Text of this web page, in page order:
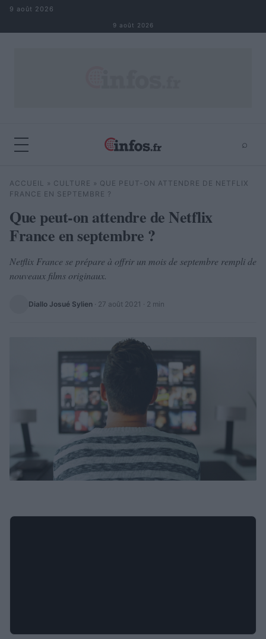
Aller au contenu
9 août 2026
9 août 2026
⌕
Rechercher ⌕ ×
ACCUEIL » CULTURE » QUE PEUT-ON ATTENDRE DE NETFLIX
FRANCE EN SEPTEMBRE ?
Que peut-on attendre de Netflix
France en septembre ?
Netflix France se prépare à offrir un mois de septembre rempli de
nouveaux films originaux.
Diallo Josué Sylien · 27 août 2021 · 2 min